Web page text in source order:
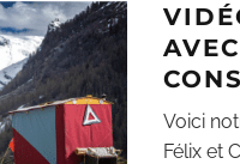
Voici
Félix et